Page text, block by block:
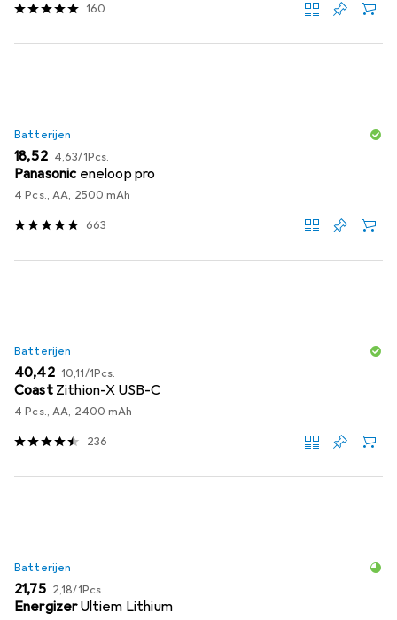
160
Batterijen
EUR
18,52 EUR
4,63/1Pcs.
Panasonic eneloop pro
4 Pcs., AA, 2500 mAh
663
Batterijen
EUR
40,42 EUR
10,11/1Pcs.
Coast Zithion-X USB-C
4 Pcs., AA, 2400 mAh
236
Batterijen
EUR
21,75 EUR
2,18/1Pcs.
EnergizerUltiem Lithium